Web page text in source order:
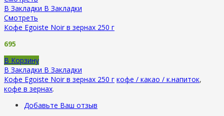
В Закладки В Закладки
Смотреть
Кофе Egoiste Noir в зернах 250 г
695
В Корзину
В Закладки В Закладки
Кофе Egoiste Noir в зернах 250 г кофе / какао / к.напиток,
кофе в зернах.
Добавьте Ваш отзыв